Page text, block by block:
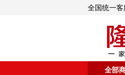
全国统一客
全部